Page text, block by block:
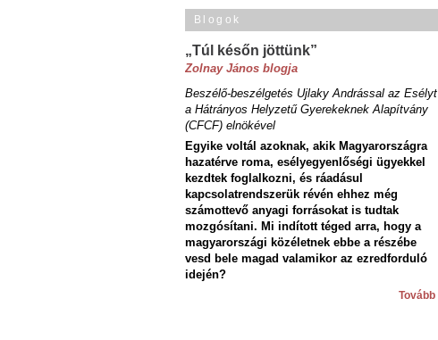
Blogok
„Túl későn jöttünk”
Zolnay János blogja
Beszélő-beszélgetés Ujlaky Andrással az Esélyt
a Hátrányos Helyzetű Gyerekeknek Alapítvány
(CFCF) elnökével
Egyike voltál azoknak, akik Magyarországra
hazatérve roma, esélyegyenlőségi ügyekkel
kezdtek foglalkozni, és ráadásul
kapcsolatrendszerük révén ehhez még
számottevő anyagi forrásokat is tudtak
mozgósítani. Mi indított téged arra, hogy a
magyarországi közéletnek ebbe a részébe
vesd bele magad valamikor az ezredforduló
idején?
Tovább